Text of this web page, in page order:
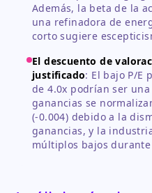
Además, la beta de la
una refinadora de
corto sugiere
El descuento de
justificado: El bajo P/E
de 4.0x podrían ser
ganancias se
(-0.004) debido a la
ganancias, y la
múltiplos bajos